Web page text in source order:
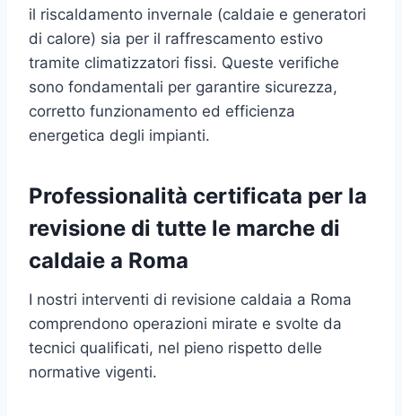
il riscaldamento invernale (caldaie e generatori
di calore) sia per il raffrescamento estivo
tramite climatizzatori fissi. Queste verifiche
sono fondamentali per garantire sicurezza,
corretto funzionamento ed efficienza
energetica degli impianti.
Professionalità certificata per la
revisione di tutte le marche di
caldaie a Roma
I nostri interventi di revisione caldaia a Roma
comprendono operazioni mirate e svolte da
tecnici qualificati, nel pieno rispetto delle
normative vigenti.